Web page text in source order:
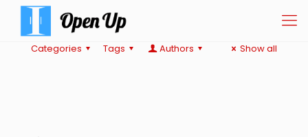
Categories Tags Authors Show all